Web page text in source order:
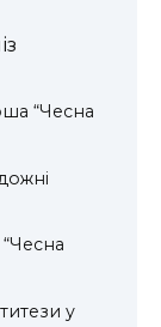
“Чесна
у